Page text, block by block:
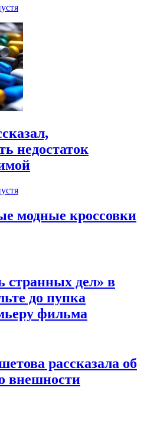
недостаток
модные кроссовки
странных дел» в
до пупка
фильма
рассказала об
внешности